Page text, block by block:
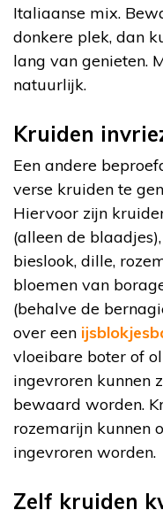
Italiaanse mix.
donkere plek, dan
lang van genieten.
natuurlijk.
Kruiden
Een andere
verse kruiden te
Hiervoor zijn
(alleen de
bieslook, dille,
bloemen van
(behalve de
over een
vloeibare boter of
ingevroren kunnen
bewaard worden.
rozemarijn kunnen
ingevroren worden.
Zelf kruiden